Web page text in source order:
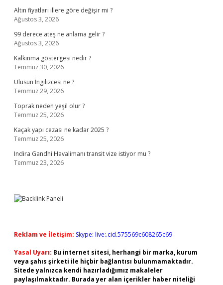
Altın fiyatları illere göre değişir mi ?
Ağustos 3, 2026
99 derece ateş ne anlama gelir ?
Ağustos 3, 2026
Kalkınma göstergesi nedir ?
Temmuz 30, 2026
Ulusun İngilizcesi ne ?
Temmuz 29, 2026
Toprak neden yeşil olur ?
Temmuz 25, 2026
Kaçak yapı cezası ne kadar 2025 ?
Temmuz 25, 2026
Indira Gandhi Havalimanı transit vize istiyor mu ?
Temmuz 23, 2026
Reklam ve İletişim: Skype: live:.cid.575569c608265c69
Yasal Uyarı: Bu internet sitesi, herhangi bir marka, kurum
veya şahıs şirketi ile hiçbir bağlantısı bulunmamaktadır.
Sitede yalnızca kendi hazırladığımız makaleler
paylaşılmaktadır. Burada yer alan içerikler haber niteliği